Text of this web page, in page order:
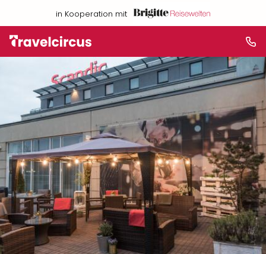
in Kooperation mit
Auf der Karte anzeigen